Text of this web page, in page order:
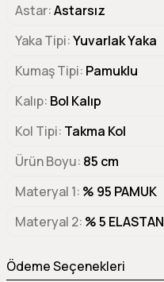
Astar Astarsız
Yaka Tipi Yuvarlak Yaka
Kumaş Tipi Pamuklu
Kalıp Bol Kalıp
Kol Tipi Takma Kol
Ürün Boyu 85 cm
Materyal 1 % 95 PAMUK
Materyal 2 % 5 ELASTAN
Ödeme Seçenekleri